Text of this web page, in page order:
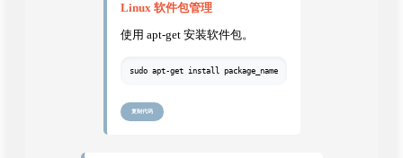
Linux 软件包管理
使用 apt-get 安装软件包。
sudo apt-get install package_name
复制代码